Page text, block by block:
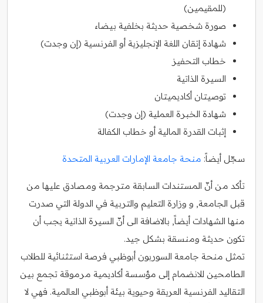
(للمقيمين)
صورة شخصية حديثة بخلفية بيضاء
شهادة إتقان اللغة الإنجليزية أو الفرنسية (إن وجدت)
خطاب التحفيز
السيرة الذاتية
توصيتان أكاديميتان
شهادة الخبرة العملية (إن وجدت)
إثبات القدرة المالية أو خطاب الكفالة
سجّل أيضاً: منحة جامعة الإمارات العربية المتحدة
تأكد من أنّ المستندات السابقة مترجمة ومصادق عليها من
قبل الجامعة, و وزارة التعليم والتربية في الدولة التي صدرت
منها الشهادات أيضاً, بالاضافة الى أنّ السيرة الذاتية يجب أن
تكون حديثة ومنسقة بشكل جيد.
تمثل منحة جامعة السوربون أبوظبي فرصة استثنائية للطلاب
الطامحين للانضمام إلى مؤسسة أكاديمية مرموقة تجمع بين
التقاليد الفرنسية العريقة وحيوية بيئة أبوظبي العالمية. فهي لا